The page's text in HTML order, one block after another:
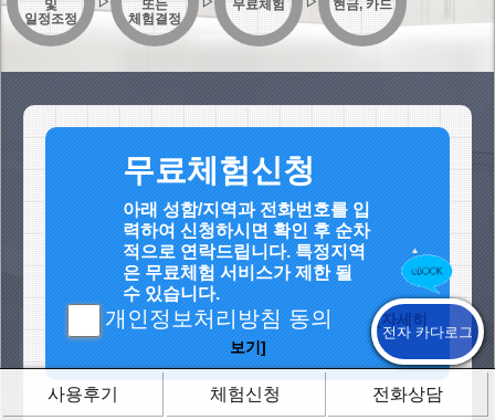
및
일정조정
또는
체험결정
무료체험
현금, 카드
무료체험신청
아래 성함/지역과 전화번호를 입
력하여 신청하시면 확인 후 순차
적으로 연락드립니다. 특정지역
은 무료체험 서비스가 제한 될
수 있습니다.
개인정보처리방침 동의
[자세히
보기]
사용후기 체험신청 전화상담
전자 카다로그